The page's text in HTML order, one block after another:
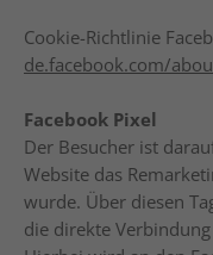
Cookie-Richtlinie
de.facebook.com/
Facebook Pixel
Der Besucher ist
Website das
wurde. Über diesen
die direkte